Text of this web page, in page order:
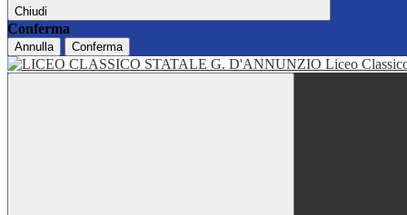
Chiudi
Conferma
Annulla Conferma
Liceo